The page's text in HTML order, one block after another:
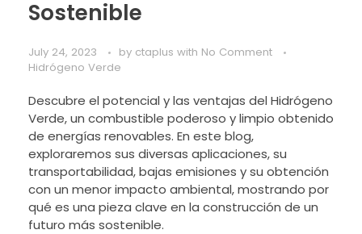
Sostenible
July 24, 2023 by ctaplus with No Comment
Hidrógeno Verde
Descubre el potencial y las ventajas del Hidrógeno
Verde, un combustible poderoso y limpio obtenido
de energías renovables. En este blog,
exploraremos sus diversas aplicaciones, su
transportabilidad, bajas emisiones y su obtención
con un menor impacto ambiental, mostrando por
qué es una pieza clave en la construcción de un
futuro más sostenible.